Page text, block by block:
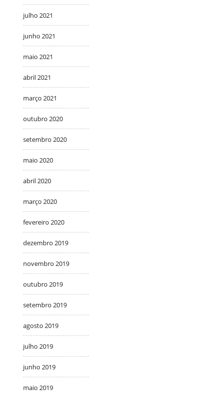
julho 2021
junho 2021
maio 2021
abril 2021
março 2021
outubro 2020
setembro 2020
maio 2020
abril 2020
março 2020
fevereiro 2020
dezembro 2019
novembro 2019
outubro 2019
setembro 2019
agosto 2019
julho 2019
junho 2019
maio 2019